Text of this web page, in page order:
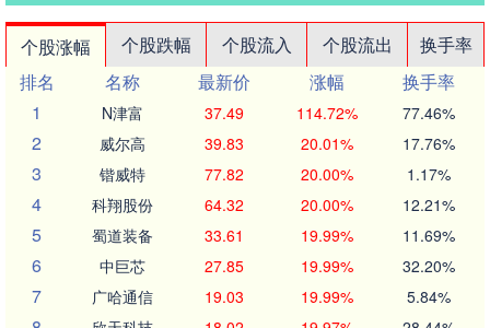
个股涨幅 个股跌幅 个股流入 个股流出
换手率
排名
名称 最新价 涨幅
换手率
1
N津富 37.49 114.72% 77.46%
2 威尔高 39.83 20.01% 17.76%
3 锴威特 77.82 20.00% 1.17%
4 科翔股份 64.32 20.00% 12.21%
5 蜀道装备 33.61 19.99% 11.69%
6 中巨芯 27.85 19.99% 32.20%
7 广哈通信 19.03 19.99% 5.84%